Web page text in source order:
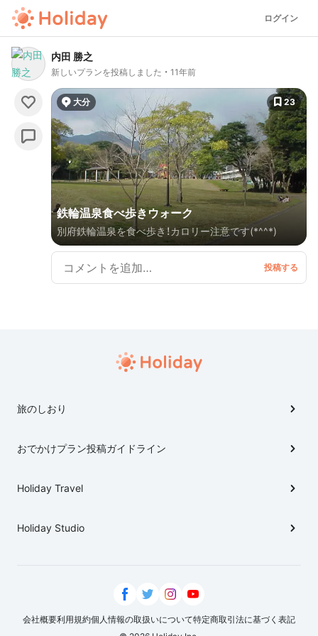
ログイン
内田 勝之
新しいプランを投稿しました 11年前
大分 23
鉄輪温泉食べ歩きウォーク
別府鉄輪温泉を食べ歩き！カロリー注意です(*^^*)
旅のしおり
おでかけプラン投稿ガイドライン
Holiday Travel
Holiday Studio
会社概要利用規約個人情報の取扱いについて特定商取引法に基づく表記